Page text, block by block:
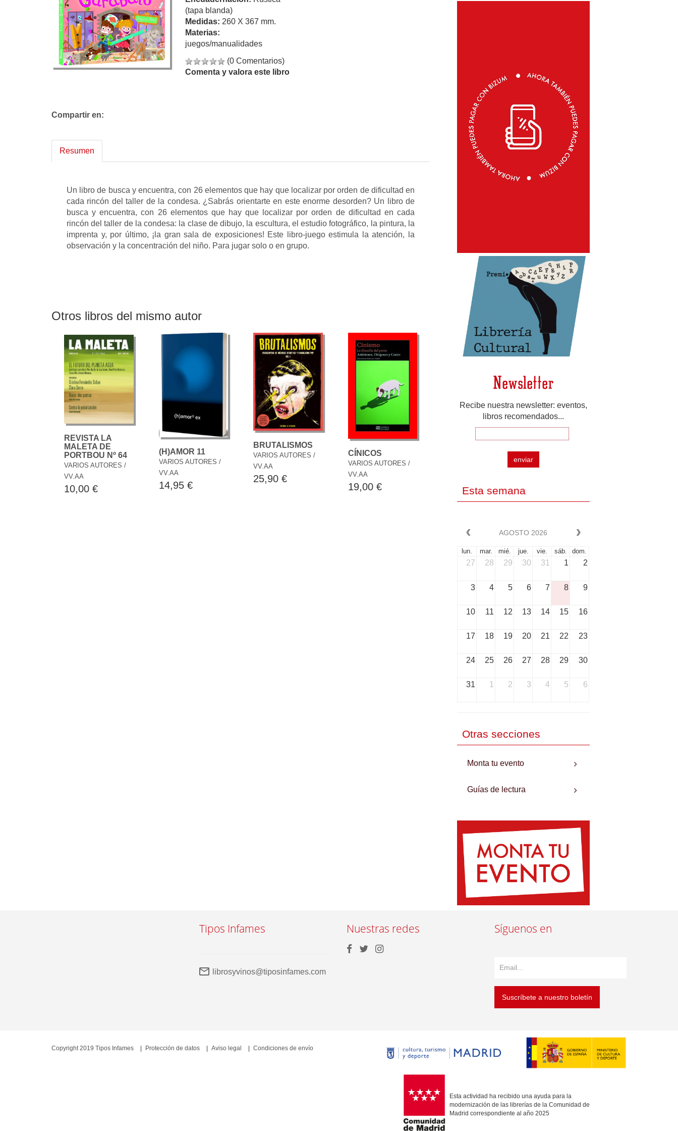
(tapa blanda)
Medidas: 260 X 367 mm.
Materias:
juegos/manualidades
(0 Comentarios)
Comenta y valora este libro
Compartir en:
Resumen
Un libro de busca y encuentra, con 26 elementos que hay que localizar por orden de dificultad en
cada rincón del taller de la condesa. ¿Sabrás orientarte en este enorme desorden? Un libro de
busca y encuentra, con 26 elementos que hay que localizar por orden de dificultad en cada
rincón del taller de la condesa: la clase de dibujo, la escultura, el estudio fotográfico, la pintura, la
imprenta y, por último, ¡la gran sala de exposiciones! Este libro-juego estimula la atención, la
observación y la concentración del niño. Para jugar solo o en grupo.
Otros libros del mismo autor
REVISTA LA
MALETA DE
PORTBOU Nº 64
VARIOS AUTORES /
VV.AA
10,00 €
(H)AMOR 11
VARIOS AUTORES /
VV.AA
14,95 €
BRUTALISMOS
VARIOS AUTORES /
VV.AA
25,90 €
CÍNICOS
VARIOS AUTORES /
VV.AA
19,00 €
Newsletter
Recibe nuestra newsletter: eventos,
libros recomendados...
enviar
Esta semana
AGOSTO 2026
lun. mar. mié. jue. vie. sáb. dom.
27 28 29 30 31 1 2
3 4 5 6 7 8 9
10 11 12 13 14 15 16
17 18 19 20 21 22 23
24 25 26 27 28 29 30
31 1 2 3 4 5 6
Otras secciones
Monta tu evento
Guías de lectura
Tipos Infames
librosyvinos@tiposinfames.com
Nuestras redes Síguenos en
Suscríbete a nuestro boletín
Esta actividad ha recibido una ayuda para la
modernización de las librerías de la Comunidad de
Madrid correspondiente al año 2025
Copyright 2019 Tipos Infames Protección de datos Aviso legal Condiciones de envío